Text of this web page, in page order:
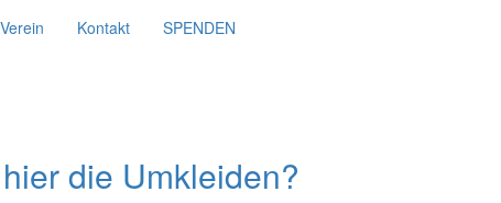
Verein Kontakt SPENDEN
die Umkleiden?